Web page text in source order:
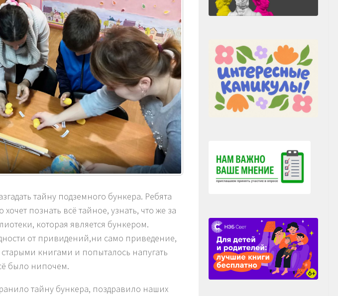
тайну подземного бункера. Ребята
познать всё тайное, узнать, что же за
которая является бункером.
от привидений,ни само приведение,
книгами и попыталось напугать
было нипочем.
тайну бункера, поздравило наших